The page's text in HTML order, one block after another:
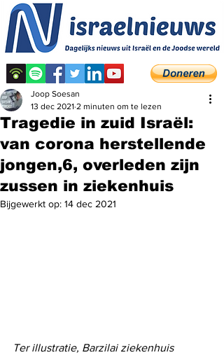
Tragedie in zuid Israël:
van corona herstellende
jongen,6, overleden zijn
zussen in ziekenhuis
Joop Soesan
13 dec 2021 2 minuten om te lezen
Bijgewerkt op: 14 dec 2021
Ter illustratie, Barzilai ziekenhuis